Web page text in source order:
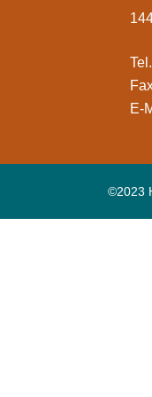
E-
©2023